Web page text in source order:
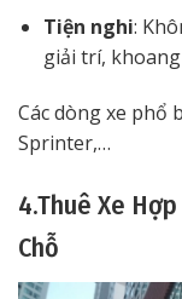
Tiện nghi:
giải trí,
Các dòng xe phổ
Sprinter,…
4.Thuê Xe
Chỗ